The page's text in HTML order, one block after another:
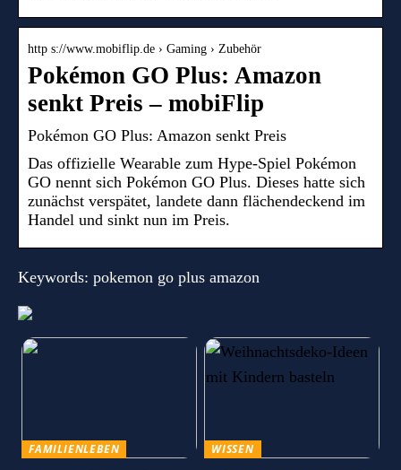
http s://www.mobiflip.de › Gaming › Zubehör
Pokémon GO Plus: Amazon
senkt Preis – mobiFlip
Pokémon GO Plus: Amazon senkt Preis
Das offizielle Wearable zum Hype-Spiel Pokémon
GO nennt sich Pokémon GO Plus. Dieses hatte sich
zunächst verspätet, landete dann flächendeckend im
Handel und sinkt nun im Preis.
Keywords: pokemon go plus amazon
FAMILIENLEBEN
WISSEN